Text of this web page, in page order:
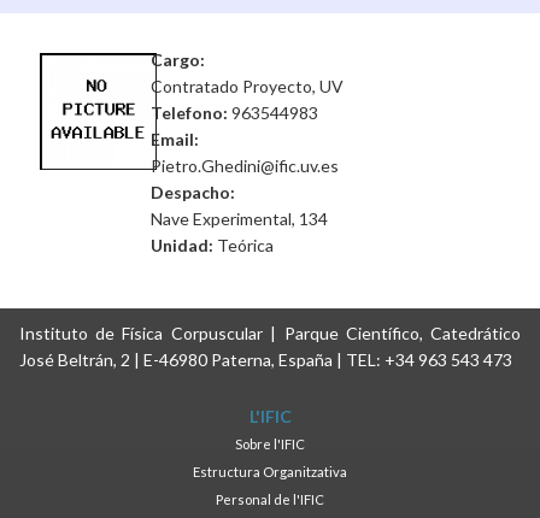
Cargo:
Contratado Proyecto, UV
Telefono: 963544983
Email:
Pietro.Ghedini@ific.uv.es
Despacho:
Nave Experimental, 134
Unidad: Teórica
Instituto de Física Corpuscular | Parque Científico, Catedrático
José Beltrán, 2 | E-46980 Paterna, España | TEL: +34 963 543 473
L'IFIC
Sobre l'IFIC
Estructura Organitzativa
Personal de l'IFIC